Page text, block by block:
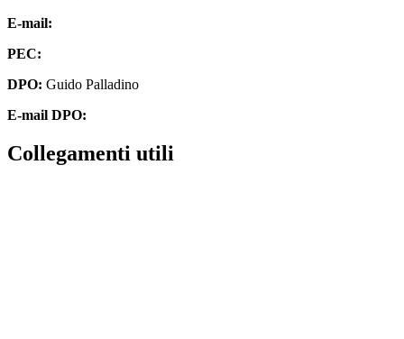
E-mail:
PEC:
DPO: Guido Palladino
E-mail DPO:
collegamenti utili